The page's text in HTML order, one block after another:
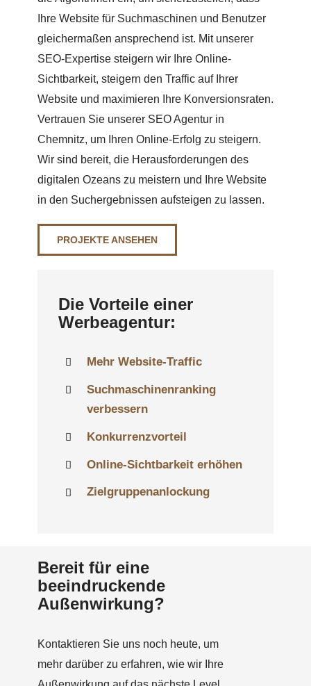
Ihre Website für Suchmaschinen und Benutzer
gleichermaßen ansprechend ist. Mit unserer
SEO-Expertise steigern wir Ihre Online-
Sichtbarkeit, steigern den Traffic auf Ihrer
Website und maximieren Ihre Konversionsraten.
Vertrauen Sie unserer SEO Agentur in
Chemnitz, um Ihren Online-Erfolg zu steigern.
Wir sind bereit, die Herausforderungen des
digitalen Ozeans zu meistern und Ihre Website
in den Suchergebnissen aufsteigen zu lassen.
PROJEKTE ANSEHEN
Die Vorteile einer
Werbeagentur:
Mehr Website-Traffic
Suchmaschinenranking
verbessern
Konkurrenzvorteil
Online-Sichtbarkeit erhöhen
Zielgruppenanlockung
Bereit für eine
beeindruckende
Außenwirkung?
Kontaktieren Sie uns noch heute, um
mehr darüber zu erfahren, wie wir Ihre